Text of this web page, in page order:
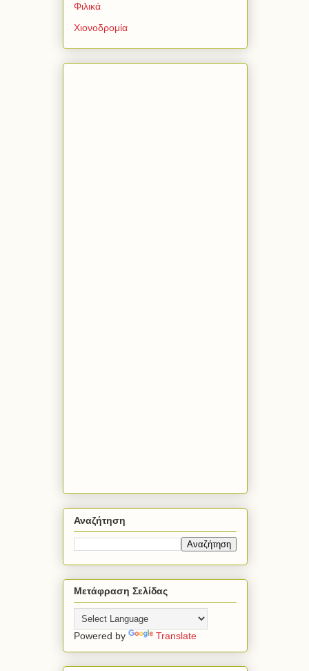
Φιλικά
Χιονοδρομία
Αναζήτηση
Μετάφραση Σελίδας
Powered by Translate